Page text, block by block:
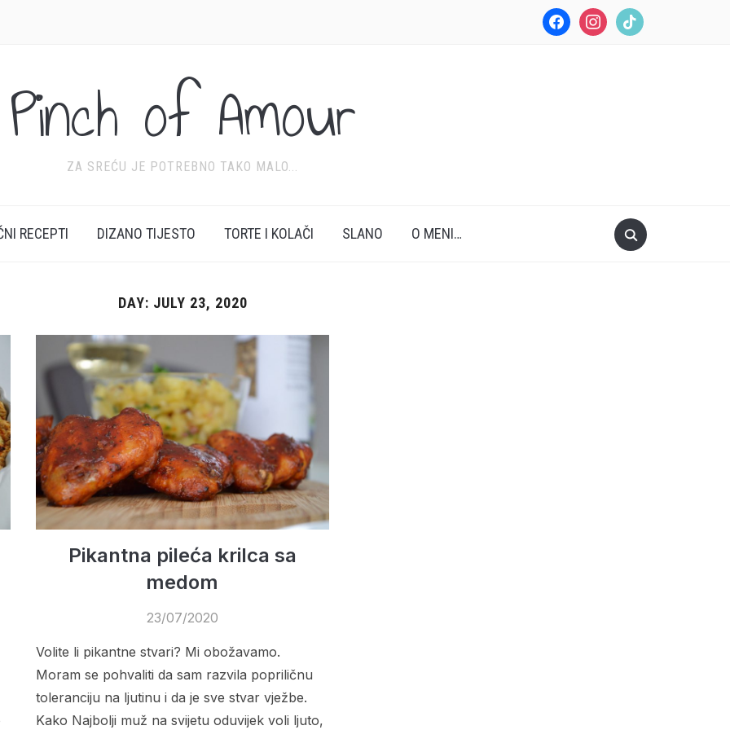
facebookinstagramtiktok
Pinch of Amour
ZA SREĆU JE POTREBNO TAKO MALO...
RECEPTI DIZANO TIJESTO TORTE I KOLAČI SLANO O MENI…
DAY: JULY 23, 2020
Pikantna pileća krilca sa
medom
23/07/2020
Volite li pikantne stvari? Mi obožavamo.
Moram se pohvaliti da sam razvila popriličnu
toleranciju na ljutinu i da je sve stvar vježbe.
Kako Najbolji muž na svijetu oduvijek voli ljuto,